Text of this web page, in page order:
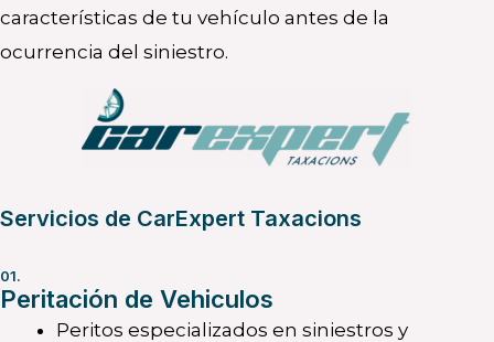
características de tu vehículo antes de la
ocurrencia del siniestro.
Servicios de CarExpert Taxacions
01.
Peritación de Vehiculos
Peritos especializados en siniestros y